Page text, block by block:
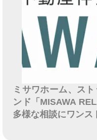
ミサワホーム、ス
ンド「MISAWA
多様な相談にワンス